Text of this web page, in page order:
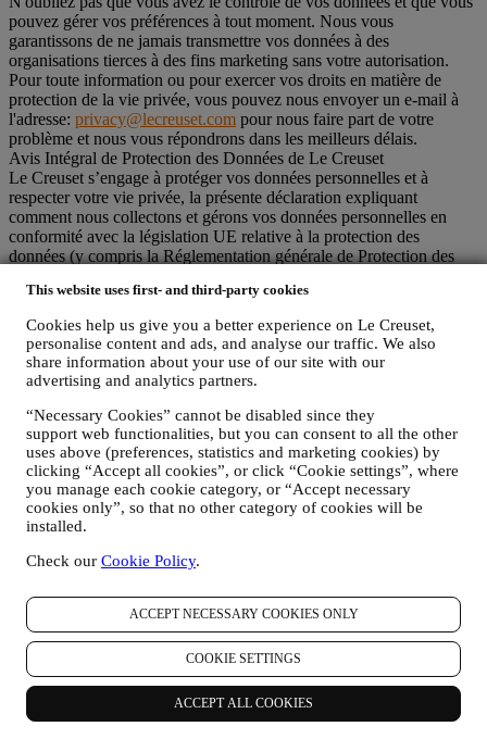
This website uses first- and third-party cookies
Cookies help us give you a better experience on Le Creuset,
personalise content and ads, and analyse our traffic. We also
share information about your use of our site with our
advertising and analytics partners.
“Necessary Cookies” cannot be disabled since they
support web functionalities, but you can consent to all the other
uses above (preferences, statistics and marketing cookies) by
clicking “Accept all cookies”, or click “Cookie settings”, where
you manage each cookie category, or “Accept necessary
cookies only”, so that no other category of cookies will be
installed.
Check our Cookie Policy.
ACCEPT NECESSARY COOKIES ONLY
COOKIE SETTINGS
ACCEPT ALL COOKIES
pouvez gérer vos préférences à tout moment. Nous vous
garantissons de ne jamais transmettre vos données à des
organisations tierces à des fins marketing sans votre autorisation.
Pour toute information ou pour exercer vos droits en matière de
protection de la vie privée, vous pouvez nous envoyer un e-mail à
l'adresse: privacy@lecreuset.com pour nous faire part de votre
problème et nous vous répondrons dans les meilleurs délais.
Avis Intégral de Protection des Données de Le Creuset
Le Creuset s’engage à protéger vos données personnelles et à
respecter votre vie privée, la présente déclaration expliquant
comment nous collectons et gérons vos données personnelles en
conformité avec la législation UE relative à la protection des
données (y compris la Réglementation générale de Protection des
protection des données qui s’applique dans votre pays, dans votre
Données”).
1. QUEL TYPE DE DONNEES RECUEILLONS-NOUS AUPRES DE
VOUS ET A QUEL MOMENT ?
Une “donnée personnelle” est une quelconque information vous
concernant, qui nous permettrait de vous identifier, soit directement,
soit en combinaison avec d’autres informations.
Enfants : Le présent site web n’est pas destiné aux enfants et nous ne
collectons pas sciemment des données relatives aux enfants.
Nous pouvons collecter des données personnelles vous concernant
lorsque vous visitez notre site web (le “Site web”), créez un compte
Le Creuset, achetez un produit Le Creuset sur le site Web ou en
communications marketing. En fonction de votre demande ou de
le nom, le prénom, l’adresse électronique, la date de naissance
et d’autres coordonnées (adresse, numéro de téléphone), dans
le but de créer un compte Le Creuset, de faire un achat en tant
qu’utilisateur invité ou l’abonnement à nos communications
marketing sur le site Web ou en magasin.
les données concernant votre achat, comme par exemple la